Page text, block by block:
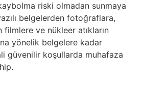
riski olmadan sunmaya
belgelerden fotoğraflara,
filmlere ve nükleer atıkların
yönelik belgelere kadar
güvenilir koşullarda muhafaza